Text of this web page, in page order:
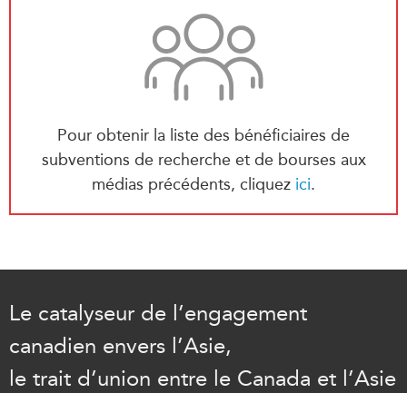
Pour obtenir la liste des bénéficiaires de
subventions de recherche et de bourses aux
médias précédents, cliquez ici.
Le catalyseur de l’engagement
canadien envers l’Asie,
le trait d’union entre le Canada et l’Asie